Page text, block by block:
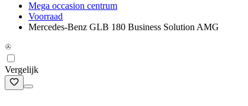
Mega occasion centrum
Voorraad
Mercedes-Benz GLB 180 Business Solution AMG
Vergelijk